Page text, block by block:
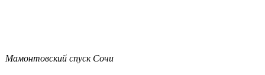
Мамонтовский спуск Сочи